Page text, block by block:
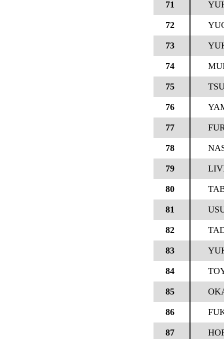
71
72
73
74
75
76
77
78
79
80
81
82
83
84
85
86
87